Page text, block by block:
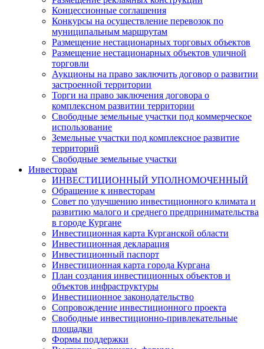
Концессионные соглашения
Конкурсы на осуществление перевозок по
муниципальным маршрутам
Размещение нестационарных торговых объектов
Размещение нестационарных объектов уличной
торговли
Аукционы на право заключить договор о развитии
застроенной территории
Торги на право заключения договора о
комплексном развитии территории
Свободные земельные участки под коммерческое
использование
Земельные участки под комплексное развитие
территорий
Свободные земельные участки
Инвесторам
ИНВЕСТИЦИОННЫЙ УПОЛНОМОЧЕННЫЙ
Обращение к инвесторам
Совет по улучшению инвестиционного климата и
развитию малого и среднего предпринимательства
в городе Кургане
Инвестиционная карта Курганской области
Инвестиционная декларация
Инвестиционный паспорт
Инвестиционная карта города Кургана
План создания инвестиционных объектов и
объектов инфраструктуры
Инвестиционное законодательство
Сопровождение инвестиционного проекта
Свободные инвестиционно-привлекательные
площадки
Формы поддержки